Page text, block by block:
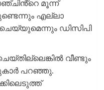
മൂന്ന്
എല്ലാ
ഡിസിപി
വീണ്ടും
പറഞ്ഞു.